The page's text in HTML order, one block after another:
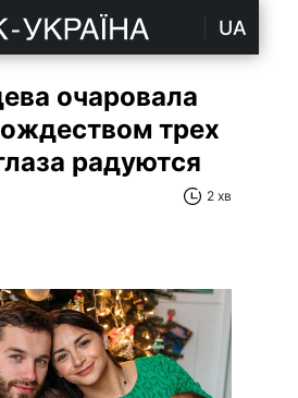
UA
очаровала
трех
радуются
2 хв